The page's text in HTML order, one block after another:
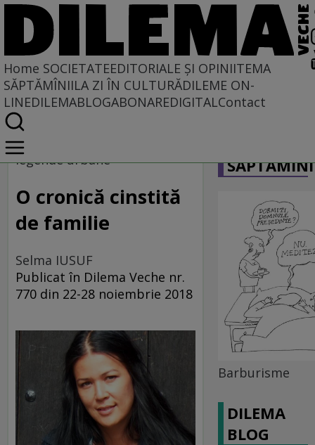
Home SOCIETATEEDITORIALE ȘI OPINIITEMA
SĂPTĂMÎNIILA ZI ÎN CULTURĂDILEME ON-
LINEDILEMABLOGABONAREDIGITALContact
Home
Societate
legende urbane
O cronică cinstită
de familie
Selma IUSUF
Publicat în Dilema Veche nr.
770 din 22-28 noiembrie 2018
Barburisme
DILEMA
BLOG